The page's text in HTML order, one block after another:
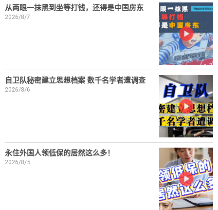
从两眼一抹黑到坐等打钱，还得是中国房东
2026/8/7
自卫队秘密建立思想档案 数千名学者遭调查
2026/8/6
永住外国人领低保的居然这么多！
2026/8/5